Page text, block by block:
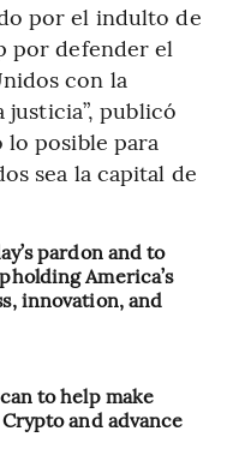
por el indulto de
por defender el
con la
publicó
lo posible para
sea la capital de
pardon and to
America’s
innovation, and
to help make
and advance